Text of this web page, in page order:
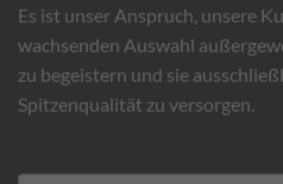
Es ist unser Anspruch, unsere
wachsenden Auswahl
zu begeistern und sie
Spitzenqualität zu versorgen.